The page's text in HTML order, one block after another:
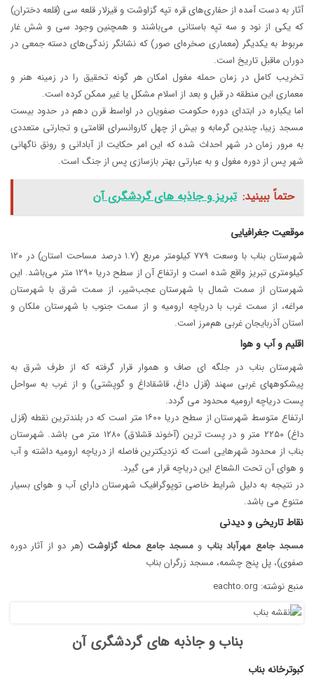
آثار به دست آمده از حفاری‌های قره تپه گزاوشت و قیزلار قلعه سی (قلعه دختران)
که یکی از نود و سه تپه باستانی می‌باشند و همچنین وجود سی و شش غار
مربوط به یکدیگر (معماری صخره‌ای صور) که نشانگر زندگی‌های دسته جمعی در
دوران ماقبل تاریخ است.
تخریب کامل در زمان حمله مغول امکان هر گونه تحقیق را در زمینه هنر و
معماری این منطقه در قبل و بعد از اسلام مشکل یا غیر ممکن کرده است.
اما یکباره در ابتدای دوره حکومت صفویان در اواسط قرن دهم در حدود بیست
مسجد زیبا، چندین گرمابه و بیش از چهل کاروانسرای اقامتی و تجارتی متعددی
به مرور زمان در شهر احداث شده که این امر حکایت از آبادانی و رونق ناگهانی
شهر پس از دوره مغول و به عبارتی بهتر بازسازی پس از جنگ است.
حتماً ببینید: تبریز و جاذبه های گردشگری آن
موقعیت جغرافیایی
شهرستان بناب با وسعت ۷۷۹ کیلومتر مربع (۱.۷ درصد مساحت استان) در ۱۲۰
کیلومتری تبریز واقع شده است و ارتفاع آن از سطح دریا ۱۲۹۰ متر می‌باشد. این
شهرستان از سمت شمال با شهرستان عجب‌شیر، از سمت شرق با شهرستان
مراغه، از سمت غرب با دریاچه ارومیه و از سمت جنوب با شهرستان ملکان و
استان آذربایجان غربی هم‌مرز است.
اقلیم و آب و هوا
شهرستان بناب در جلگه ای صاف و هموار قرار گرفته که از طرف شرق به
پیشکوههای غربی سهند (قزل داغ، قاشقاداغ و گوپشتی) و از غرب به سواحل
پست دریاچه ارومیه محدود می گردد.
ارتفاع متوسط شهرستان از سطح دریا ۱۶۰۰ متر است که در بلندترین نقطه (قزل
داغ) ۲۲۵۰ متر و در پست ترین (آخوند قشلاق) ۱۲۸۰ متر می باشد. شهرستان
بناب از محدود شهرهایی است که نزدیکترین فاصله از دریاچه ارومیه داشته و آب
و هوای آن تحت الشعاع این دریاچه قرار می گیرد.
در نتیجه به دلیل شرایط خاصی توپوگرافیک شهرستان دارای آب و هوای بسیار
متنوع می باشد.
نقاط تاریخی و دیدنی
مسجد جامع مهرآباد بناب و مسجد جامع محله گزاوشت (هر دو از آثار دوره
صفوی)، پل پنج چشمه، مسجد زرگران بناب
منبع نوشته: eachto.org
بناب و جاذبه های گردشگری آن
کبوترخانه بناب